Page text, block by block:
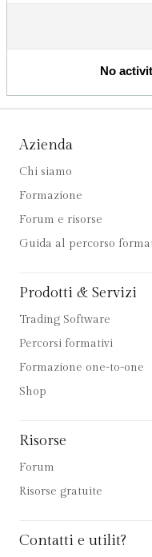
No
Azienda
Chi siamo
Formazione
Forum e risorse
Guida al percorso
Prodotti & Servizi
Trading Software
Percorsi formativi
Formazione one-to-one
Shop
Risorse
Forum
Risorse gratuite
Contatti e utilit?